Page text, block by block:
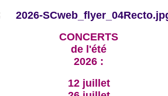
CONCERTS
de l'été
2026 :
12 juillet